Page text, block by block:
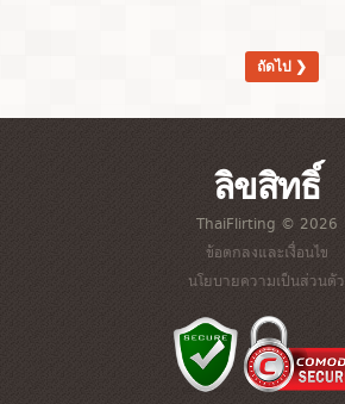
ถัดไป ❯
ลิขสิทธิ์
ThaiFlirting © 2026
ข้อตกลงและเงื่อนไข
นโยบายความเป็นส่วนตัว